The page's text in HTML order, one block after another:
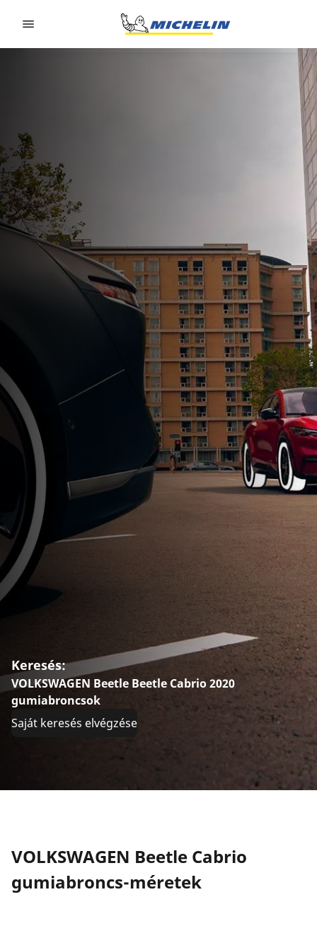
Keresés:
VOLKSWAGEN Beetle Beetle Cabrio 2020
gumiabroncsok
Saját keresés elvégzése
VOLKSWAGEN Beetle Cabrio
gumiabroncs-méretek